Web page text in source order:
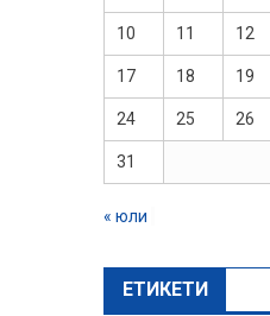
10 11 12
17 18 19
24 25 26
31
« юли
ЕТИКЕТИ